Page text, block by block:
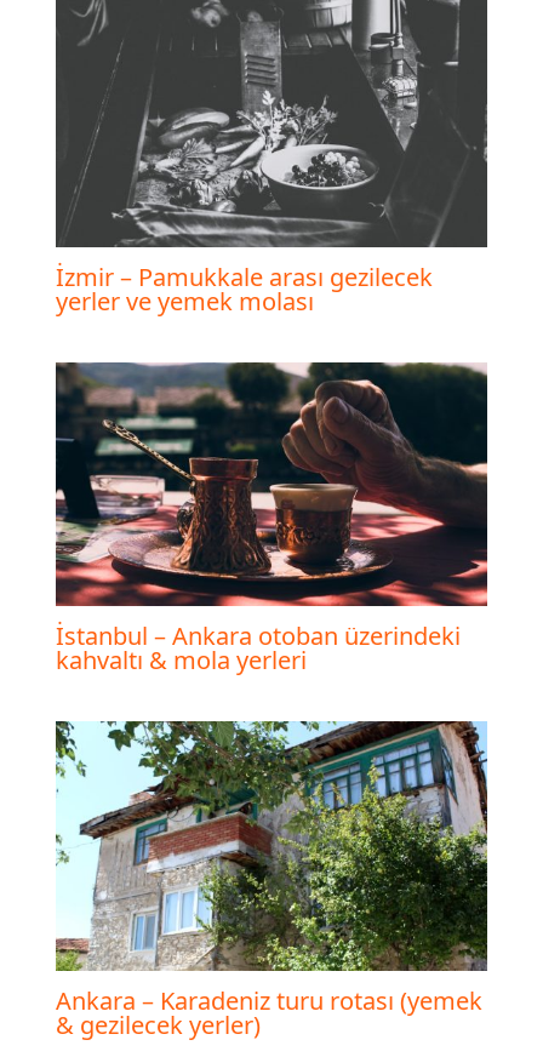
İzmir – Pamukkale arası gezilecek
yerler ve yemek molası
İstanbul – Ankara otoban üzerindeki
kahvaltı & mola yerleri
Ankara – Karadeniz turu rotası (yemek
& gezilecek yerler)